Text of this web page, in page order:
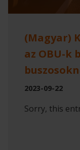
(Magyar)
az OBU-k
2023-09-22
Sorry, this